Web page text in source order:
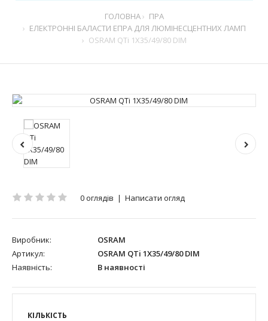
ГОЛОВНА
ПРА
ЕЛЕКТРОННІ БАЛАСТИ ЕПРА ДЛЯ ЛЮМІНЕСЦЕНТНИХ ЛАМП
OSRAM QTi 1X35/49/80 DIM
0 оглядів | Написати огляд
Виробник:
OSRAM
Артикул:
OSRAM QTi 1X35/49/80 DIM
Наявність:
В наявності
КІЛЬКІСТЬ